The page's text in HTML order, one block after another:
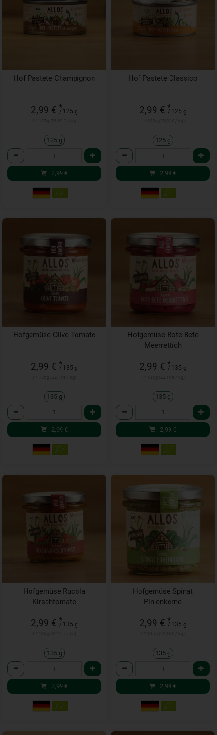
Hof Pastete Champignon
2,99 € *
/ 125 g
125 g
Anzahl
2,99 €
Hof Pastete Classico
2,99 € *
/ 125 g
125 g
Anzahl
2,99 €
Hofgemüse Olive Tomate
2,99 € *
/ 135 g
135 g
Anzahl
2,99 €
Hofgemüse Rote Bete
Meerrettich
2,99 € *
/ 135 g
135 g
Anzahl
2,99 €
Hofgemüse Rucola
Kirschtomate
2,99 € *
/ 135 g
135 g
Anzahl
2,99 €
Hofgemüse Spinat
Pinienkerne
2,99 € *
/ 135 g
135 g
Anzahl
2,99 €